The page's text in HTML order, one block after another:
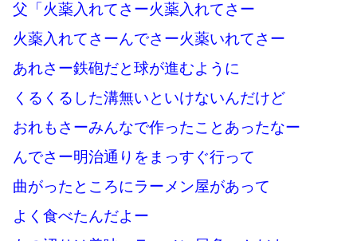
父「火薬入れてさー火薬入れてさー
火薬入れてさーんでさー火薬いれてさー
あれさー鉄砲だと球が進むように
くるくるした溝無いといけないんだけど
おれもさーみんなで作ったことあったなー
んでさー明治通りをまっすぐ行って
曲がったところにラーメン屋があって
よく食べたんだよー